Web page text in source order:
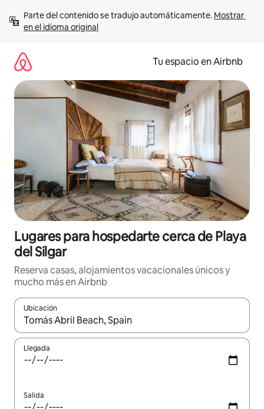
contenido
Parte del contenido se tradujo automáticamente. Mostrar
en el idioma original
Tu espacio en Airbnb
Lugares para hospedarte cerca de Playa
del Silgar
Reserva casas, alojamientos vacacionales únicos y
mucho más en Airbnb
Ubicación
Cuando los resultados estén disponibles, podrás navegar
Llegada
Salida